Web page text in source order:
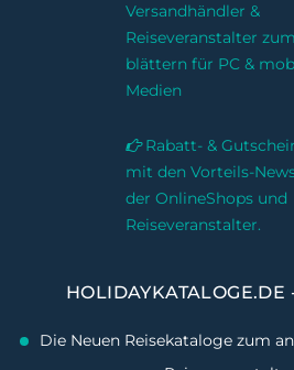
Versandhändler &
Reiseveranstalter
blättern für PC &
Medien
Rabatt- &
mit den Vorteils-
der OnlineShops und
Reiseveranstalter.
HOLIDAYKATALOGE.DE
Die Neuen Reisekataloge zum